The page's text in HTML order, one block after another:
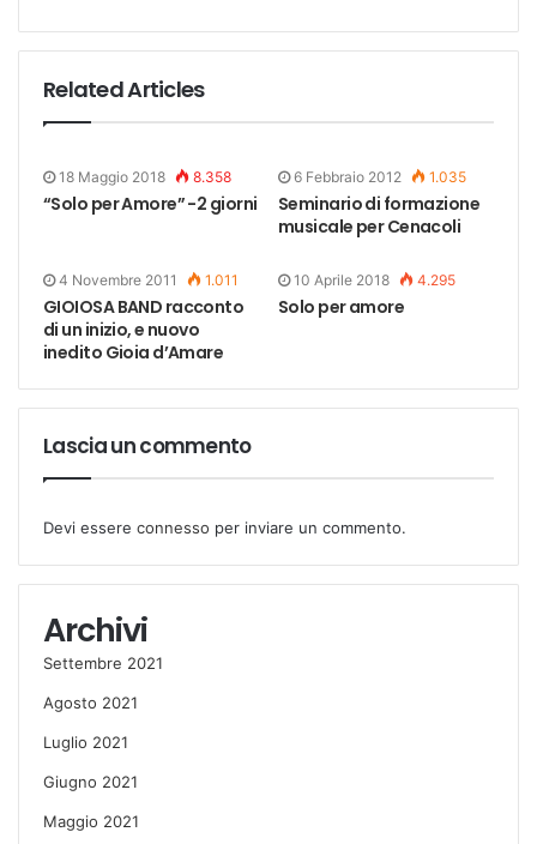
Related Articles
18 Maggio 2018 8.358
“Solo per Amore” -2 giorni
6 Febbraio 2012 1.035
Seminario di formazione
musicale per Cenacoli
4 Novembre 2011 1.011
GIOIOSA BAND racconto
di un inizio, e nuovo
inedito Gioia d’Amare
10 Aprile 2018 4.295
Solo per amore
Lascia un commento
Devi essere connesso per inviare un commento.
Archivi
Settembre 2021
Agosto 2021
Luglio 2021
Giugno 2021
Maggio 2021